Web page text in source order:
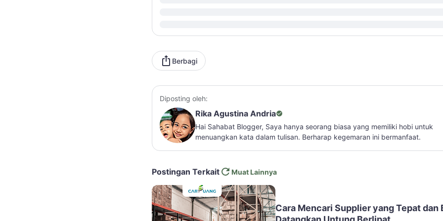
Berbagi
Diposting oleh:
Rika Agustina Andria
Hai Sahabat Blogger, Saya hanya seorang biasa yang memiliki hobi untuk
menuangkan kata dalam tulisan. Berharap kegemaran ini bermanfaat.
Postingan Terkait Muat Lainnya
Cara Mencari Supplier yang Tepat dan